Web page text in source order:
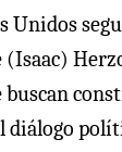
Unidos
diálogo